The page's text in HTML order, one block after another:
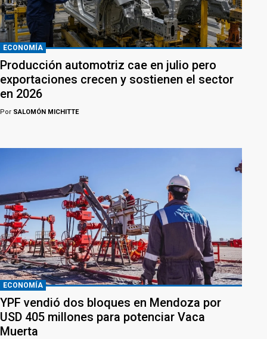
ECONOMÍA
Producción automotriz cae en julio pero
exportaciones crecen y sostienen el sector
en 2026
Por SALOMÓN MICHITTE
ECONOMÍA
YPF vendió dos bloques en Mendoza por
USD 405 millones para potenciar Vaca
Muerta